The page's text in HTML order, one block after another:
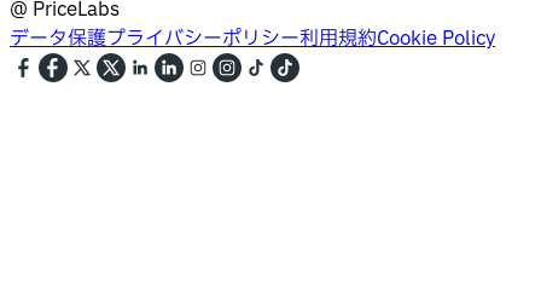
@ PriceLabs
データ保護プライバシーポリシー利用規約Cookie Policy